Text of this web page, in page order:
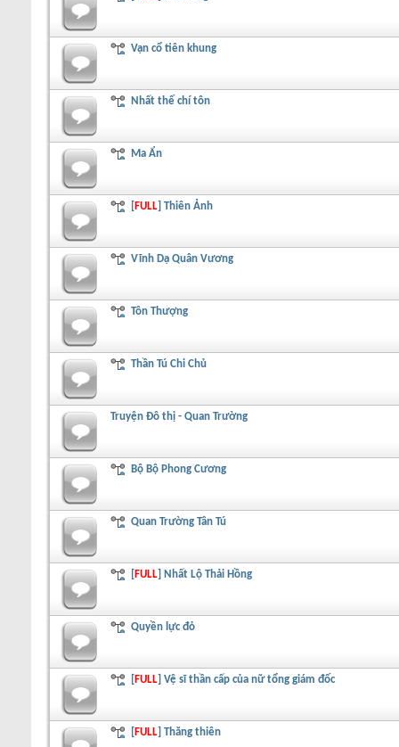
Vạn cổ tiên khung
Nhất thế chí tôn
Ma Ẩn
[ FULL] Thiên Ảnh
Vĩnh Dạ Quân Vương
Tôn Thượng
Thần Tú Chi Chủ
Truyện Đô thị - Quan Trường
Bộ Bộ Phong Cương
Quan Trường Tân Tú
[ FULL] Nhất Lộ Thải Hồng
Quyền lực đỏ
[ FULL] Vệ sĩ thần cấp của nữ tổng giám đốc
[ FULL] Thăng thiên